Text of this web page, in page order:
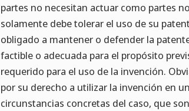
partes no necesitan actuar como partes
solamente debe tolerar el uso de su
obligado a mantener o defender la
factible o adecuada para el propósito
requerido para el uso de la invención.
por su derecho a utilizar la invención en
circunstancias concretas del caso, que